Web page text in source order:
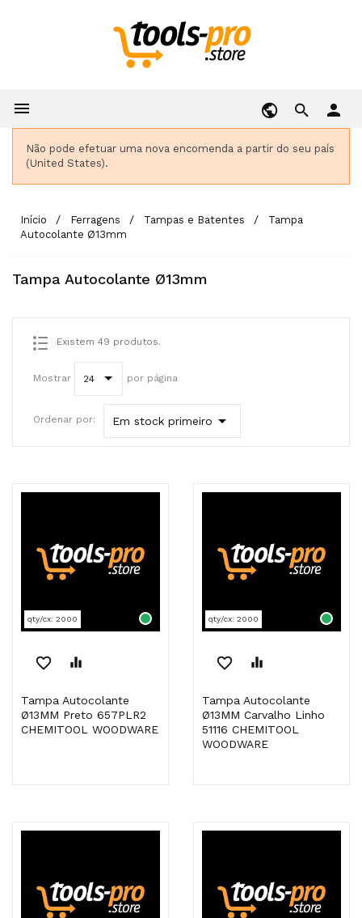
 person
Não pode efetuar uma nova encomenda a partir do seu país
(United States).
Início Ferragens Tampas e Batentes
Tampa
Autocolante Ø13mm
Tampa Autocolante Ø13mm
Existem 49 produtos.
Mostrar 24 por página
Ordenar por: Em stock primeiro 
qty/cx: 2000
favorite_border equalizer
Tampa Autocolante
Ø13MM Preto 657PLR2
CHEMITOOL WOODWARE
qty/cx: 2000
favorite_border equalizer
Tampa Autocolante
Ø13MM Carvalho Linho
51116 CHEMITOOL
WOODWARE